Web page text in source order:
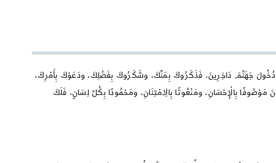
جَهَنَّمَ دَاخِرِينَ، فَذَكَرُوكَ بِمَنِّكَ، وشَكَرُوكَ بِفَضْلِكَ، ودَعَوْكَ بِأَمْرِكَ،
بِالْإِحْسَانِ، ومَنْعُوتًا بِالِامْتِنَانِ، ومَحْمُودًا بِكُلِّ لِسَانٍ، فَلَكَ